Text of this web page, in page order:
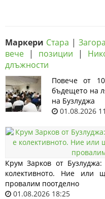
Маркери Стара | Загора
вече | позиции |
длъжности
Повече от
бъдещето на
на Бузлуджа
01.08.2026
Крум Зарков от
колективното. Ние
провалим поотделно
01.08.2026 18:25